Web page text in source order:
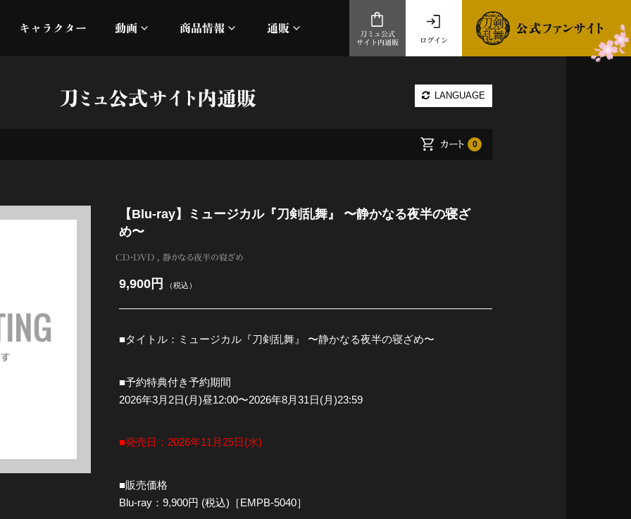
キャラクター 動画
オフィシャルムービー
商品情報
加州清光 単騎出陣 極
静かなる夜半の寝ざめ
十周年記念 乱舞博覧会
全公演グッズ
ディスコグラフィー
通販
ログイン
刀ミュ公式
サイト内通販
刀ミュ公式サイト内通販 LANGUAGE
カート 0
【Blu-ray】ミュージカル『刀剣乱舞』 〜静かなる夜半の寝ざ
め〜
CD・DVD 静かなる夜半の寝ざめ
9,900円 （税込）
■タイトル：ミュージカル『刀剣乱舞』 〜静かなる夜半の寝ざめ〜
■予約特典付き予約期間
2026年3月2日(月)昼12:00〜2026年8月31日(月)23:59
■発売日：2026年11月25日(水)
■販売価格
Blu-ray：9,900円 (税込)［EMPB-5040］